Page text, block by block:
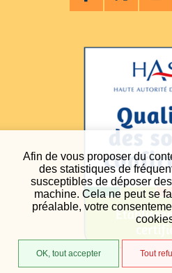
Afin de vous proposer du
des statistiques de
susceptibles de déposer
machine. Cela ne peut se
préalable, votre
OK, tout accepter Tout